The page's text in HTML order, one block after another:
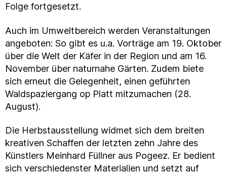
Folge fortgesetzt.
Auch im Umweltbereich werden Veranstaltungen
angeboten: So gibt es u.a. Vorträge am 19. Oktober
über die Welt der Käfer in der Region und am 16.
November über naturnahe Gärten. Zudem biete
sich erneut die Gelegenheit, einen geführten
Waldspaziergang op Platt mitzumachen (28.
August).
Die Herbstausstellung widmet sich dem breiten
kreativen Schaffen der letzten zehn Jahre des
Künstlers Meinhard Füllner aus Pogeez. Er bedient
sich verschiedenster Materialien und setzt auf